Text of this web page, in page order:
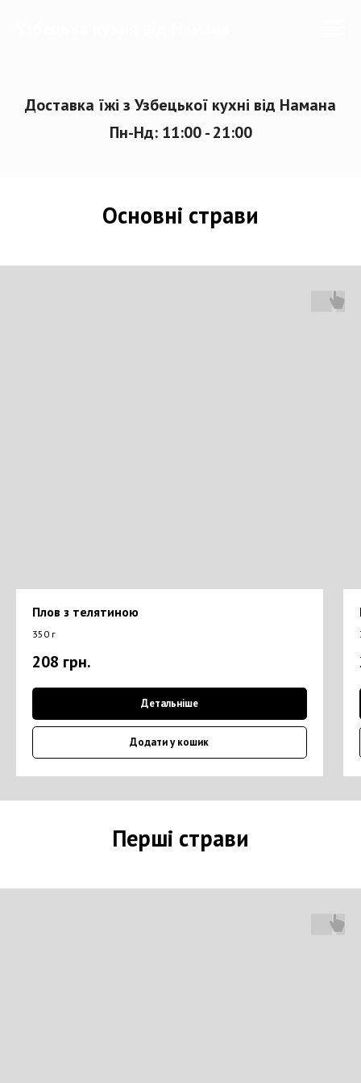
Доставка їжі з Узбецької кухні від Намана
Пн-Нд: 11:00 - 21:00
Основні страви
Плов з телятиною
350 г
208 грн.
Детальніше
Додати у кошик
Перші страви